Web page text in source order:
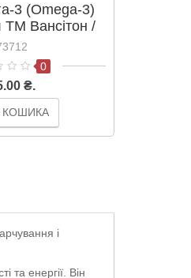
3 (Omega-3)
Вансітон /
0
₴.
КОШИКА
і
та енергії. Він